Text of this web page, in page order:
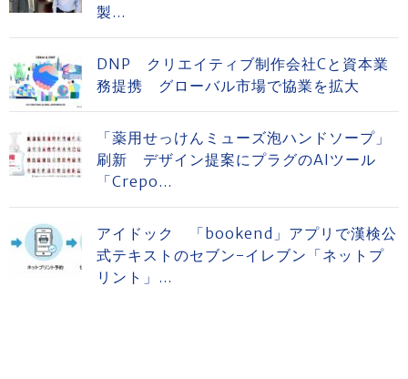
製...
DNP クリエイティブ制作会社Cと資本業
務提携 グローバル市場で協業を拡大
「薬用せっけんミューズ泡ハンドソープ」
刷新 デザイン提案にプラグのAIツール
「Crepo...
アイドック 「bookend」アプリで漢検公
式テキストのセブン-イレブン「ネットプ
リント」...